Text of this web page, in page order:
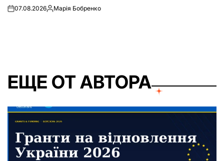
on07.08.2026Запись
Марія Бобренко
ЕЩЕ ОТ АВТОРА